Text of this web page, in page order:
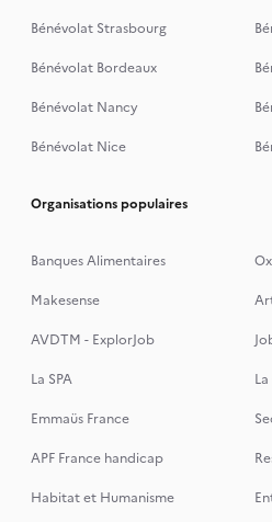
Bénévolat Strasbourg
Bénévolat Bordeaux
Bénévolat Nancy
Bénévolat Nice
Organisations populaires
Banques Alimentaires
Makesense
AVDTM - ExplorJob
La SPA
Emmaüs France
APF France handicap
Habitat et Humanisme